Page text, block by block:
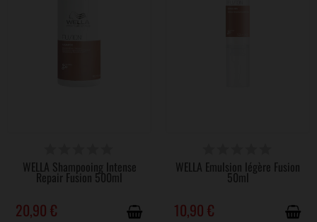
WELLA Shampooing Intense
Repair Fusion 500ml
20,90 €
WELLA Émulsion légère Fusion
50ml
10,90 €